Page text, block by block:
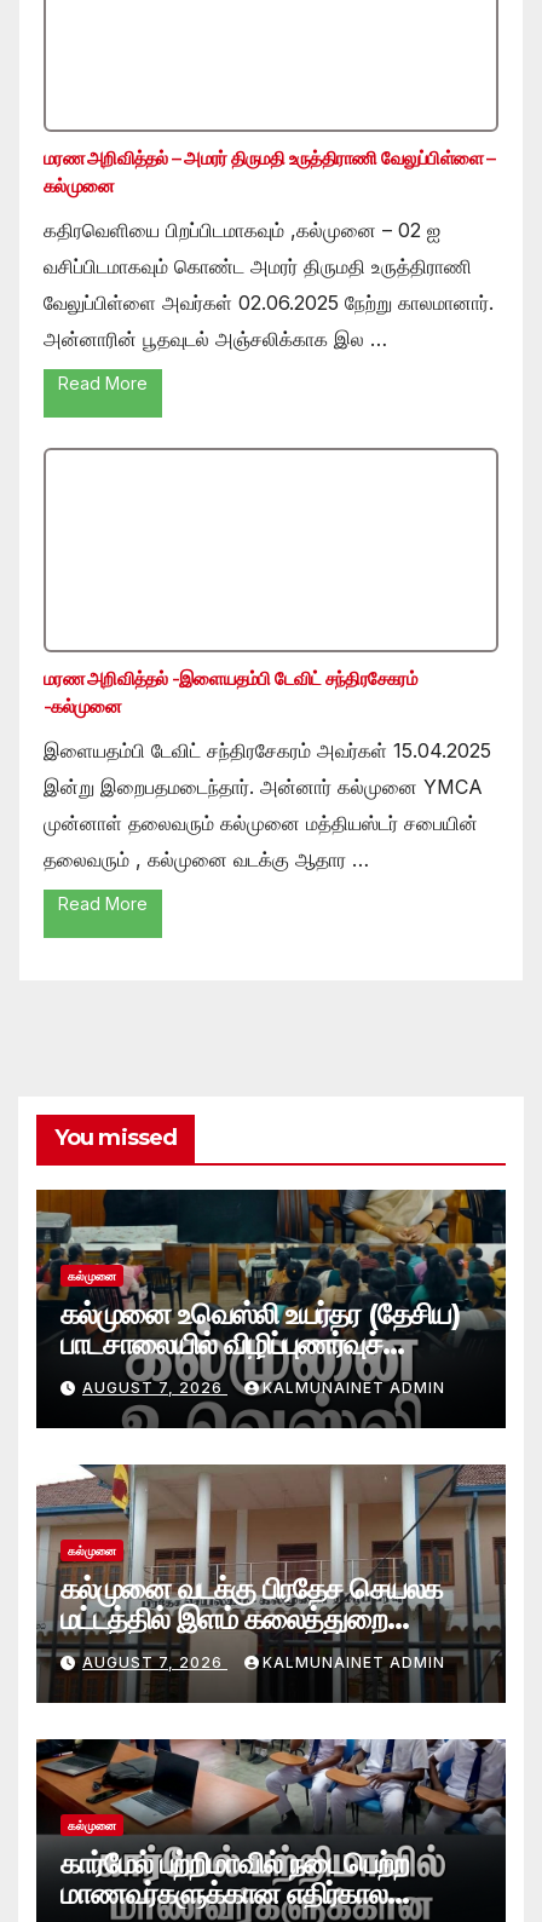
மரண அறிவித்தல் – அமரர் திருமதி உருத்திராணி வேலுப்பிள்ளை –
கல்முனை
கதிரவெளியை பிறப்பிடமாகவும் ,கல்முனை – 02 ஐ
வசிப்பிடமாகவும் கொண்ட அமரர் திருமதி உருத்திராணி
வேலுப்பிள்ளை அவர்கள் 02.06.2025 நேற்று காலமானார்.
அன்னாரின் பூதவுடல் அஞ்சலிக்காக இல …
Read More
மரண அறிவித்தல் -இளையதம்பி டேவிட் சந்திரசேகரம்
-கல்முனை
இளையதம்பி டேவிட் சந்திரசேகரம் அவர்கள் 15.04.2025
இன்று இறைபதமடைந்தார். அன்னார் கல்முனை YMCA
முன்னாள் தலைவரும் கல்முனை மத்தியஸ்டர் சபையின்
தலைவரும் , கல்முனை வடக்கு ஆதார …
Read More
You missed
கல்முனை
கல்முனை உவெஸ்லி உயர்தர (தேசிய)
பாடசாலையில் விழிப்புணர்வுச்
செயலமர்வு
AUGUST 7, 2026 KALMUNAINET ADMIN
கல்முனை
கல்முனை வடக்கு பிரதேச செயலக
மட்டத்தில் இளம் கலைத்துறை
சாதனையாளர்களை உருவாக்கும்
தேசியஇளைஞர்விருது_விழா 2026
AUGUST 7, 2026 KALMUNAINET ADMIN
கல்முனை
கார்மேல் பற்றிமாவில் நடைபெற்ற
மாணவர்களுக்கான எதிர்கால